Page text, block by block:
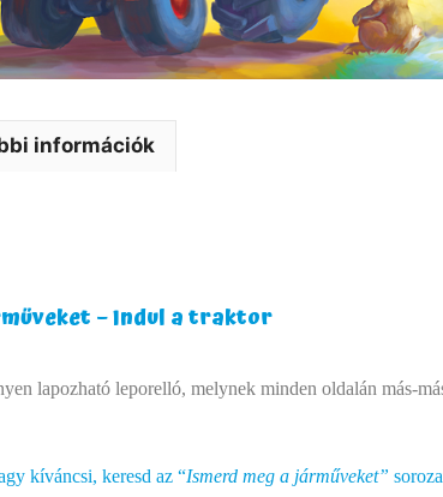
információk
– Indul a traktor
lapozható leporelló, melynek minden oldalán más-
kíváncsi, keresd az “Ismerd meg a járműveket”